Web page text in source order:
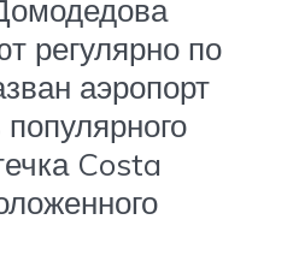
регулярно по
аэропорт
Costa